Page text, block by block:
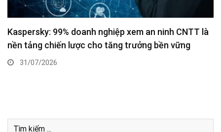
Kaspersky: 99% doanh nghiệp xem an ninh CNTT là
nền tảng chiến lược cho tăng trưởng bền vững
31/07/2026